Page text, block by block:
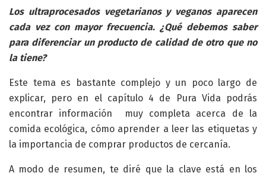
Los ultraprocesados vegetarianos y veganos aparecen
cada vez con mayor frecuencia. ¿Qué debemos saber
para diferenciar un producto de calidad de otro que no
la tiene?
Este tema es bastante complejo y un poco largo de
explicar, pero en el capítulo 4 de Pura Vida podrás
encontrar información muy completa acerca de la
comida ecológica, cómo aprender a leer las etiquetas y
la importancia de comprar productos de cercanía.
A modo de resumen, te diré que la clave está en los